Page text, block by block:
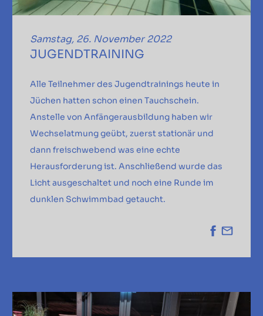
Samstag, 26. November 2022
JUGENDTRAINING
Alle Teilnehmer des Jugendtrainings heute in
Jüchen hatten schon einen Tauchschein.
Anstelle von Anfängerausbildung haben wir
Wechselatmung geübt, zuerst stationär und
dann freischwebend was eine echte
Herausforderung ist. Anschließend wurde das
Licht ausgeschaltet und noch eine Runde im
dunklen Schwimmbad getaucht.